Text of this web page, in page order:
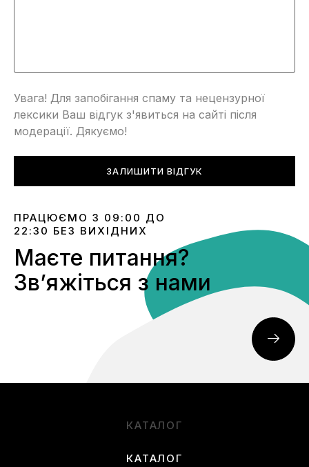
Увага! Для запобігання спаму та нецензурної
лексики Ваш відгук з'явиться на сайті після
модерації. Дякуємо!
ЗАЛИШИТИ ВІДГУК
ПРАЦЮЄМО З 09:00 ДО
22:30 БЕЗ ВИХІДНИХ
Маєте питання?
Звʼяжіться з нами
КАТАЛОГ
КАТАЛОГ